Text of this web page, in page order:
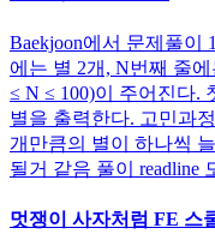
Baekjoon에서 문제풀이
에는 별 2개, N번째 줄
≤ N ≤ 100)이 주어진다.
별을 출력한다. 고민과
개만큼의 별이 하나씩
될거 같음 풀이 readline
멋쟁이 사자처럼 FE 스